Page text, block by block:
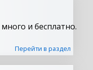
и бесплатно.
Перейти в раздел